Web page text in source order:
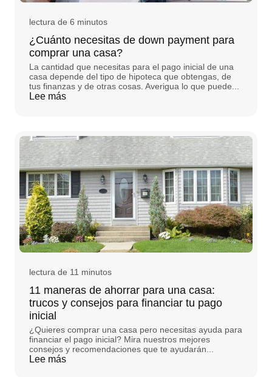
lectura de 6 minutos
¿Cuánto necesitas de down payment para
comprar una casa?
La cantidad que necesitas para el pago inicial de una
casa depende del tipo de hipoteca que obtengas, de
tus finanzas y de otras cosas. Averigua lo que puede...
Lee más
lectura de 11 minutos
11 maneras de ahorrar para una casa:
trucos y consejos para financiar tu pago
inicial
¿Quieres comprar una casa pero necesitas ayuda para
financiar el pago inicial? Mira nuestros mejores
consejos y recomendaciones que te ayudarán...
Lee más